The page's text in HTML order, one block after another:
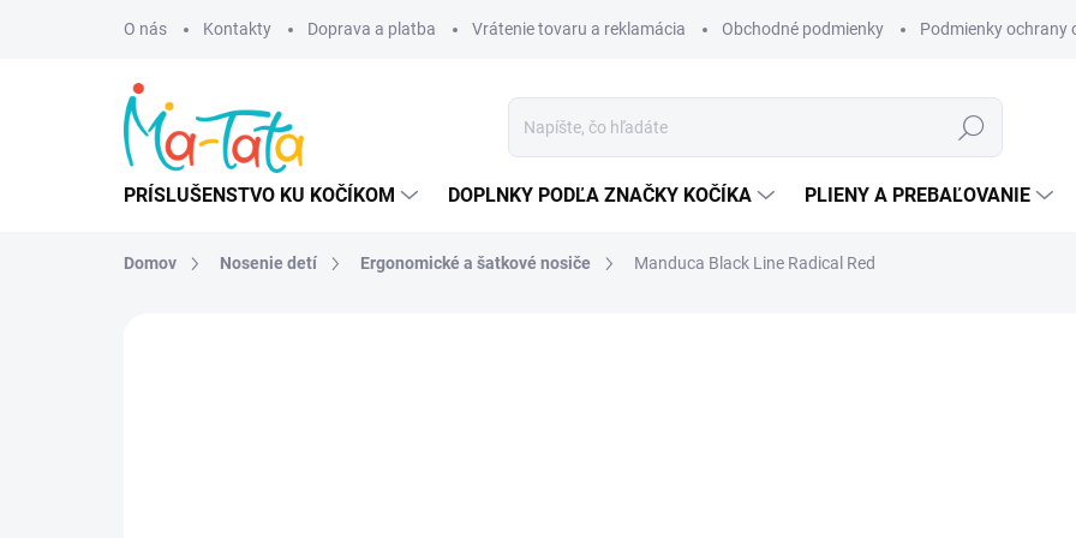
O nás Kontakty Doprava a platba Vrátenie tovaru a reklamácia Obchodné podmienky Podmienky ochrany
Hľadať
PRÍSLUŠENSTVO KU KOČÍKOM DOPLNKY PODĽA ZNAČKY KOČÍKA PLIENY A PREBAĽOVANIE
Domov Nosenie detí Ergonomické a šatkové nosiče Manduca Black Line Radical Red